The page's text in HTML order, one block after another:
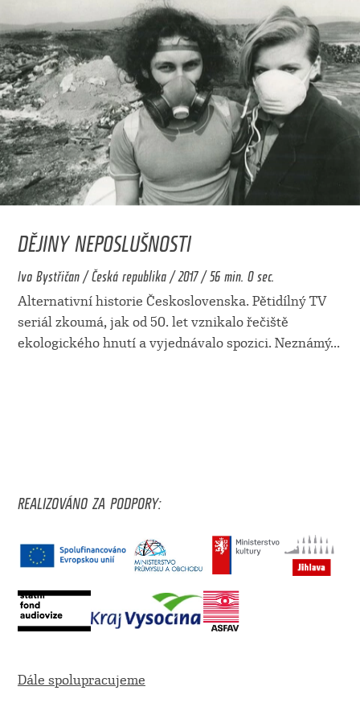
DĚJINY NEPOSLUŠNOSTI
Ivo Bystřičan / Česká republika / 2017 / 56 min. 0 sec.
Alternativní historie Československa. Pětidílný TV
seriál zkoumá, jak od 50. let vznikalo řečiště
ekologického hnutí a vyjednávalo spozici. Neznámý...
REALIZOVÁNO ZA PODPORY:
Dále spolupracujeme